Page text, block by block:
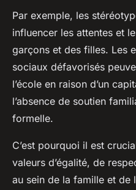
Par exemple, les
influencer les attentes et
garçons et des filles. Les
sociaux défavorisés
l’école en raison d’un
l’absence de soutien
formelle.
C’est pourquoi il est
valeurs d’égalité, de
au sein de la famille et de